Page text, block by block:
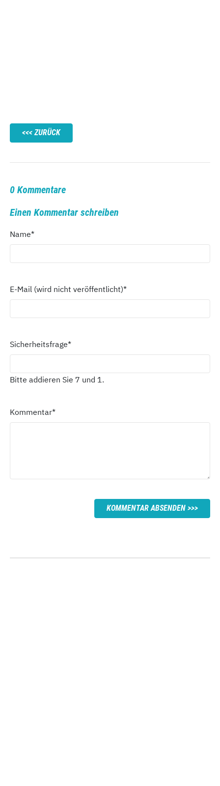
ZURÜCK
0 Kommentare
Einen Kommentar schreiben
Name*
E-Mail (wird nicht veröffentlicht)*
Sicherheitsfrage*
Bitte addieren Sie 7 und 1.
Kommentar*
KOMMENTAR ABSENDEN